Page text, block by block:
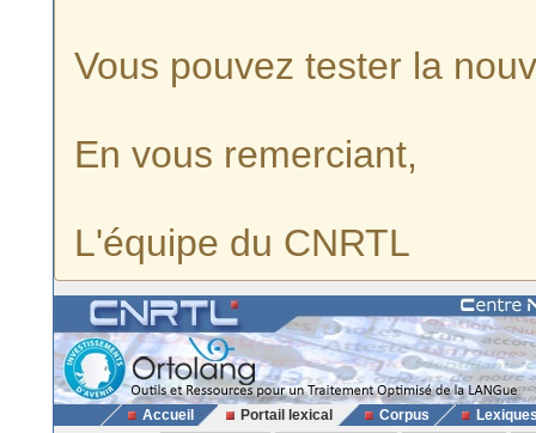
Vous pouvez tester la
En vous remerciant,
L'équipe du CNRTL
Accueil Portail lexical Corpus